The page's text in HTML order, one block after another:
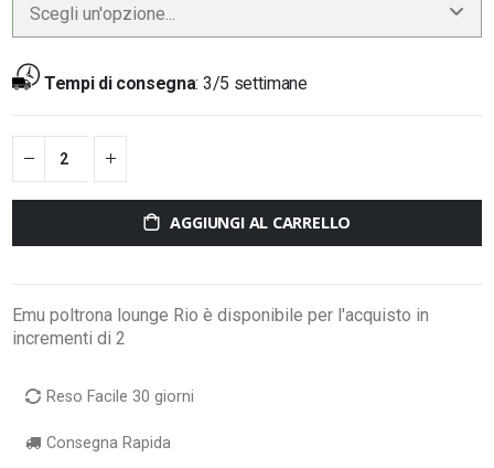
Scegli un'opzione...
Tempi di consegna: 3/5 settimane
AGGIUNGI AL CARRELLO
Emu poltrona lounge Rio è disponibile per l'acquisto in
incrementi di 2
Reso Facile 30 giorni
Consegna Rapida